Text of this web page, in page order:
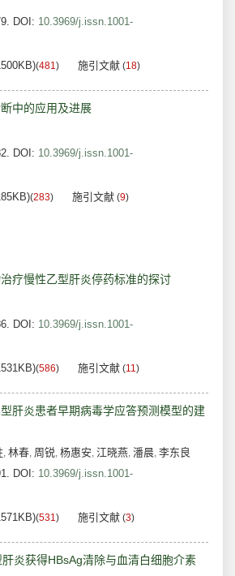
DOI: 10.3969/j.issn.1001-
(481) 施引文献 (18)
中的应用及进展
DOI: 10.3969/j.issn.1001-
(283) 施引文献 (9)
疗慢性乙型肝炎停药标准的探讨
DOI: 10.3969/j.issn.1001-
(586) 施引文献 (11)
肝炎患者早期病毒学应答预测模型的建
, 林春, 周锐, 杨惠安, 江晓燕, 潘晨, 李东良
DOI: 10.3969/j.issn.1001-
(531) 施引文献 (3)
炎获得HBsAg清除与血清白细胞介素